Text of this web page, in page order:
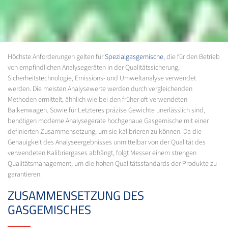
Höchste Anforderungen gelten fürSpezialgasgemische, die für den Betrieb
von empfindlichen Analysegeräten in der Qualitätssicherung,
Sicherheitstechnologie, Emissions- und Umweltanalyse verwendet
werden. Die meisten Analysewerte werden durch vergleichenden
Methoden ermittelt, ähnlich wie bei den früher oft verwendeten
Balkenwagen. Sowie für Letzteres präzise Gewichte unerlässlich sind,
benötigen moderne Analysegeräte hochgenaue Gasgemische mit einer
definierten Zusammensetzung, um sie kalibrieren zu können. Da die
Genauigkeit des Analyseergebnisses unmittelbar von der Qualität des
verwendeten Kalibriergases abhängt, folgt Messer einem strengen
Qualitätsmanagement, um die hohen Qualitätsstandards der Produkte zu
garantieren.
ZUSAMMENSETZUNG DES
GASGEMISCHES